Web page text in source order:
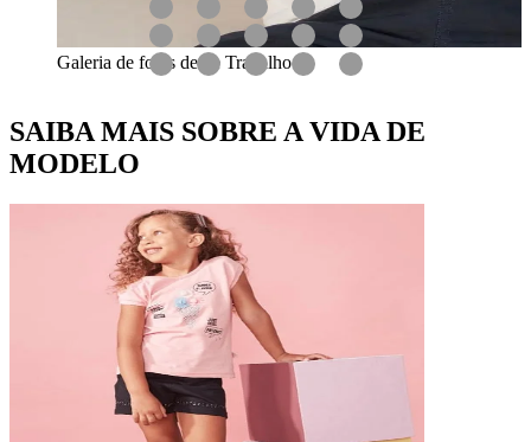
Galeria de fotos desse Trabalho
SAIBA MAIS SOBRE A VIDA DE
MODELO